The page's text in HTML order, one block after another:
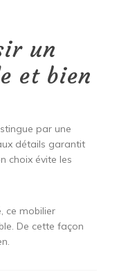
un
et bien
par une
détails garantit
choix évite les
ce mobilier
De cette façon